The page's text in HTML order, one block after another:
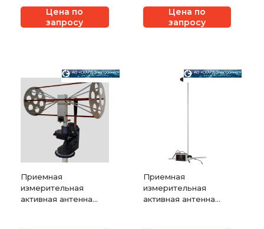
Цена по
запросу
П6-221Цена по
запросу
Приемная
измерительная
активная антенна
Приемная
измерительная
активная антенна